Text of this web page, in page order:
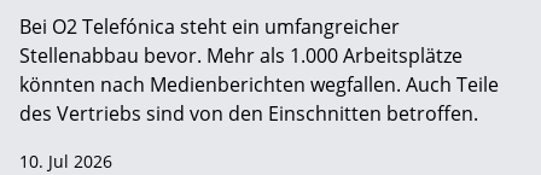
Bei O2 Telefónica steht ein umfangreicher
Stellenabbau bevor. Mehr als 1.000 Arbeitsplätze
könnten nach Medienberichten wegfallen. Auch Teile
des Vertriebs sind von den Einschnitten betroffen.
10. Jul 2026